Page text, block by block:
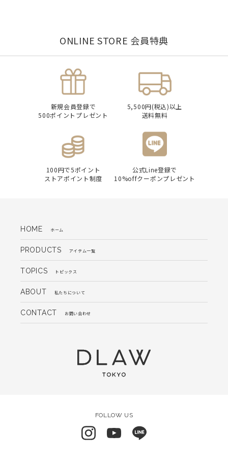
ONLINE STORE 会員特典
新規会員登録で
500ポイントプレゼント
5,500円(税込)以上
送料無料
100円で5ポイント
ストアポイント制度
公式Line登録で
10%offクーポンプレゼント
HOME ホーム
PRODUCTS アイテム一覧
TOPICS トピックス
ABOUT 私たちについて
CONTACT お問い合わせ
FOLLOW US